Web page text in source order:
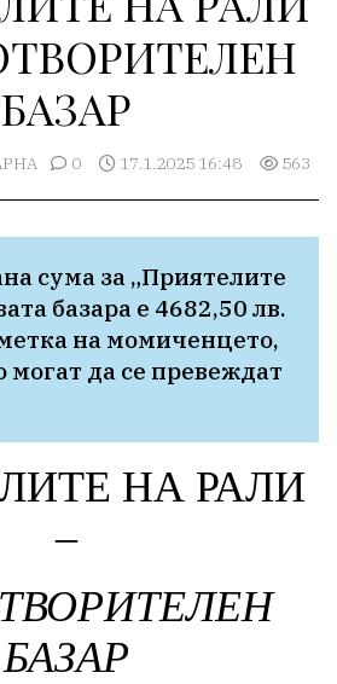
БАЗАР
0 17.1.2025 16:48 563
сума за „Приятелите
базара е 4682,50 лв.
на момиченцето,
могат да се превеждат
НА РАЛИ
–
БАЗАР